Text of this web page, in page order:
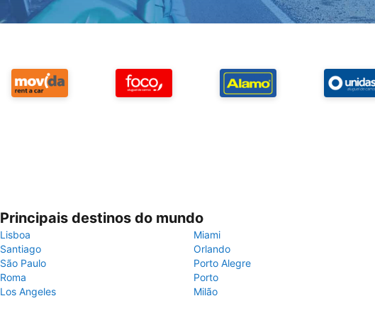
Principais destinos do mundo
Lisboa
Miami
Santiago
Orlando
São Paulo
Porto Alegre
Roma
Porto
Los Angeles
Milão